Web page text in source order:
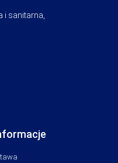
i sanitarna,